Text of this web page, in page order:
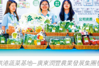
蔬菜基地─廣東潤豐農業發展集團